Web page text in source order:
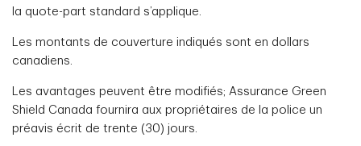
la quote-part standard s’applique.
Les montants de couverture indiqués sont en dollars
canadiens.
Les avantages peuvent être modifiés; Assurance Green
Shield Canada fournira aux propriétaires de la police un
préavis écrit de trente (30) jours.